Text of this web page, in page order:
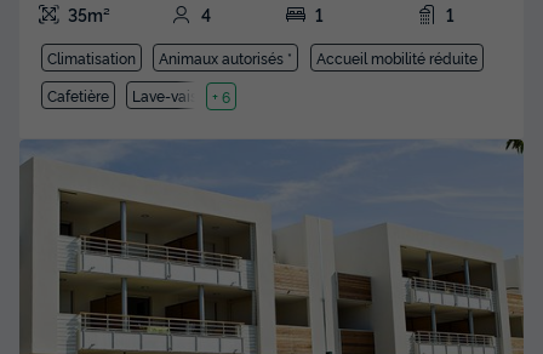
35m² 4 1 1
Climatisation Animaux autorisés *
Accueil mobilité réduite
Cafetière
Lave-vaisselle
+ 6